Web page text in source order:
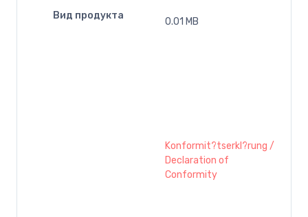
Вид продукта
0.01 MB
Konformit?tserkl?rung /
Declaration of
Conformity